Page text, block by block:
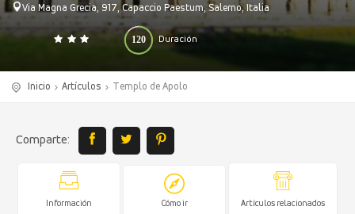
Via Magna Grecia, 917, Capaccio Paestum, Salerno, Italia
Duración
120
0 140
Inicio Artículos Templo de Apolo
Comparte:
Información Cómo ir Artículos relacionados